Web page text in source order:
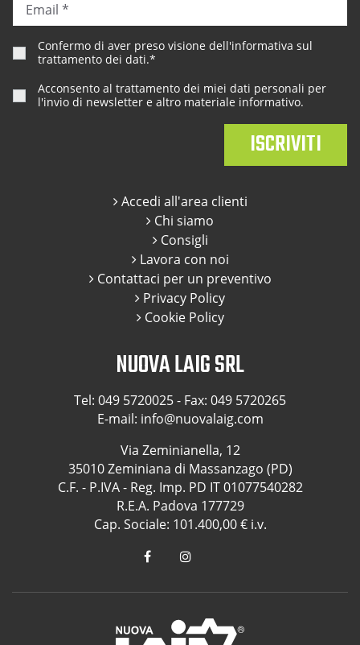
NUOVA LAIG SRL
Tel: 049 5720025- Fax: 049 5720265
E-mail: info@nuovalaig.com
Via Zeminianella, 12
35010 Zeminiana di Massanzago (PD)
C.F. - P.IVA - Reg. Imp. PD IT 01077540282
R.E.A. Padova 177729
Cap. Sociale: 101.400,00 € i.v.
Accedi all'area clienti
Chi siamo
Consigli
Lavora con noi
Contattaci per un preventivo
Privacy Policy
Cookie Policy
Confermo di aver preso visione dell'informativa sul
trattamento dei dati.*
Acconsento al trattamento dei miei dati personali per
l'invio di newsletter e altro materiale informativo.